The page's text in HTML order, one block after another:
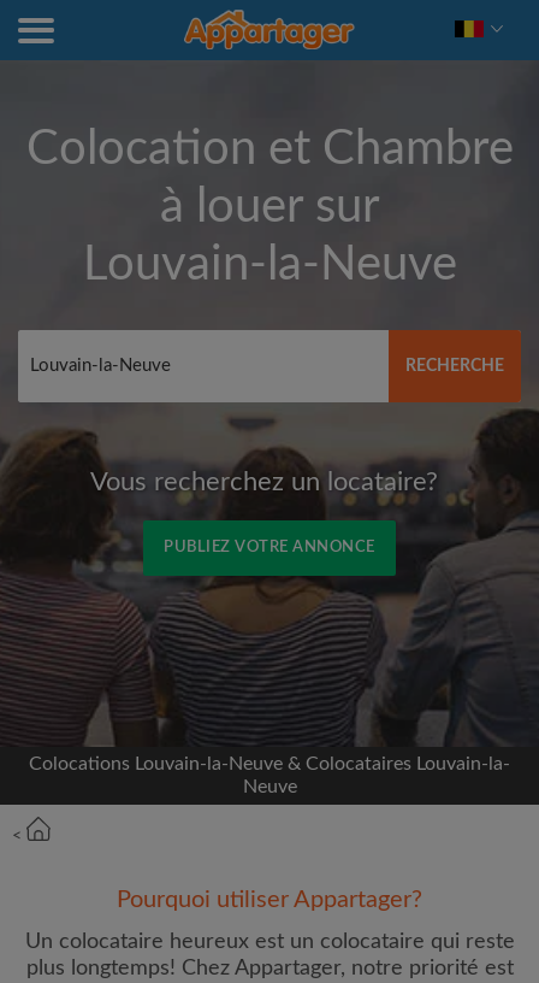
Colocation et Chambre
à louer sur
Louvain-la-Neuve
RECHERCHE
Vous recherchez un locataire?
PUBLIEZ VOTRE ANNONCE
Inscrivez-vous avec Facebook
Nous ne publierons jamais sur votre page sans
votre accord
OU
Colocations Louvain-la-Neuve & Colocataires Louvain-la-
Neuve
<
Pourquoi utiliser Appartager?
Un colocataire heureux est un colocataire qui reste
plus longtemps! Chez Appartager, notre priorité est